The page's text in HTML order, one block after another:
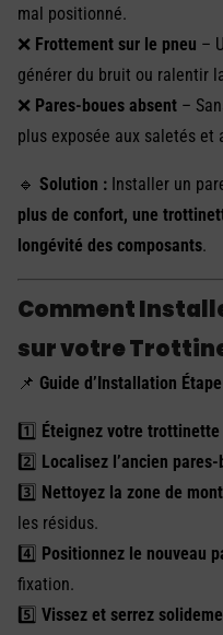
mal positionné.
❌ Frottement sur le pneu –
générer du bruit ou ralentir
❌ Pares-boues absent –
plus exposée aux saletés et
🔹 Solution : Installer un
plus de confort, une
longévité des composants.
Comment
sur votre
📌 Guide d’Installation
1️⃣ Éteignez votre trottinette
2️⃣ Localisez l’ancien pares-
3️⃣ Nettoyez la zone de
les résidus.
4️⃣ Positionnez le nouveau
fixation.
5️⃣ Vissez et serrez